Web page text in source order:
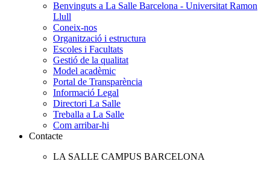
Benvinguts a La Salle Barcelona - Universitat Ramon
Llull
Coneix-nos
Organització i estructura
Escoles i Facultats
Gestió de la qualitat
Model acadèmic
Portal de Transparència
Informació Legal
Directori La Salle
Treballa a La Salle
Com arribar-hi
Contacte
LA SALLE CAMPUS BARCELONA